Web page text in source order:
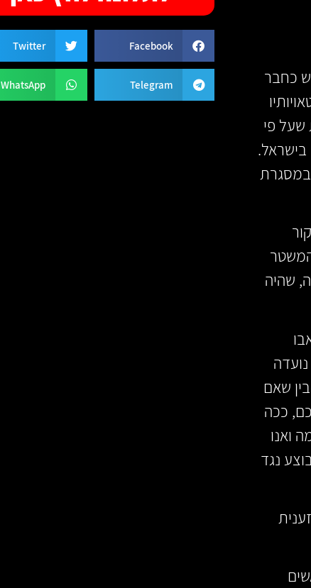
כחבר
שעל פי
בישראל.
במסגרת
שהיה
נועדה
שאם
ככה
ואנו
נגד
2011 האשים
Facebook
Twitter
Telegram
WhatsApp